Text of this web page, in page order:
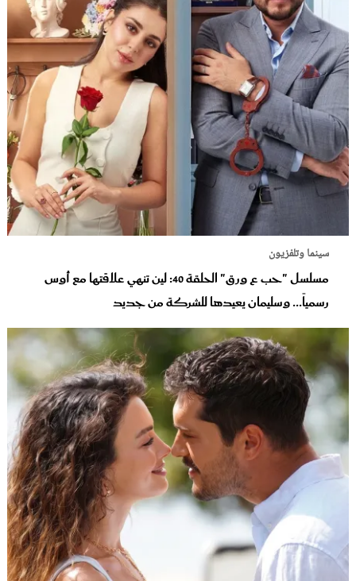
سينما وتلفزيون
مسلسل "حب ع ورق" الحلقة 40: لين تنهي علاقتها مع أوس
رسمياً... وسليمان يعيدها للشركة من جديد